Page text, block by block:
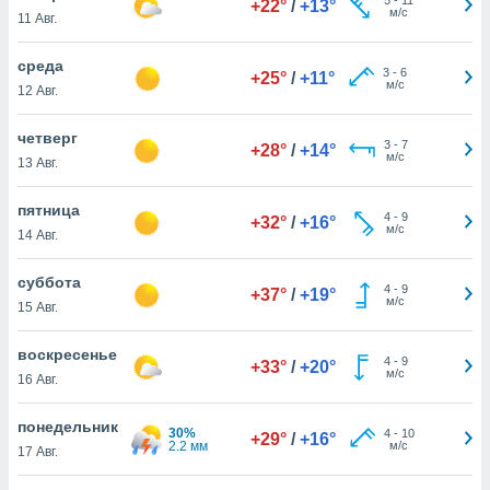
действия
рекламу
нашей
cookie
cookie
в
нашего
11 Авг.
+22° / +13°
м/с
среда
12 Авг.
+25° / +11° 3 -6
м/с
четверг
13 Авг.
+28° / +14° 3- 7
м/с
пятница
14 Авг.
+32° / +16° 4- 9
м/с
суббота
15 Авг.
+37° / +19° 4- 9
м/с
воскресенье
16 Авг.
+33° / +20° 4- 9
м/с
понедельник
17 Авг.
30%
2.2 мм
+29° / +16° 4- 10
м/с